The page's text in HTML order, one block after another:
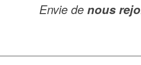
Envie de nous